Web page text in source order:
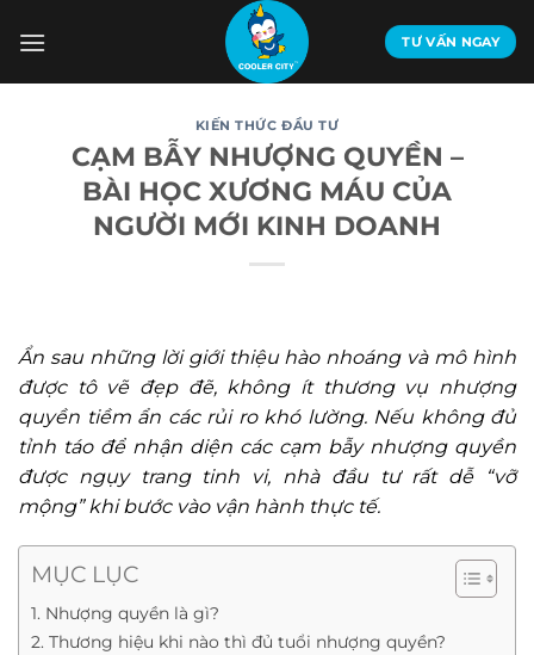
qua
TƯ VẤN NGAY
KIẾN THỨC ĐẦU TƯ
CẠM BẪY NHƯỢNG QUYỀN –
BÀI HỌC XƯƠNG MÁU CỦA
NGƯỜI MỚI KINH DOANH
Ẩn sau những lời giới thiệu hào nhoáng và mô hình
được tô vẽ đẹp đẽ, không ít thương vụ nhượng
quyền tiềm ẩn các rủi ro khó lường. Nếu không đủ
tỉnh táo để nhận diện các cạm bẫy nhượng quyền
được ngụy trang tinh vi, nhà đầu tư rất dễ “vỡ
mộng” khi bước vào vận hành thực tế.
MỤC LỤC
1. Nhượng quyền là gì?
2. Thương hiệu khi nào thì đủ tuổi nhượng quyền?